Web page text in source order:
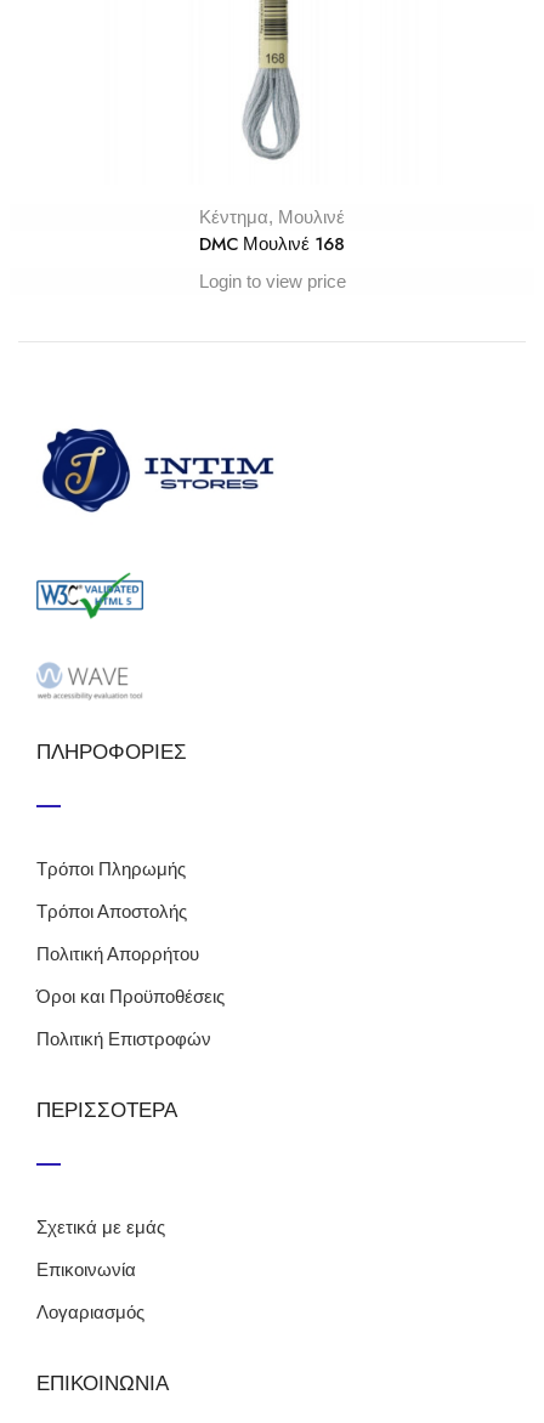
Κέντημα, Μουλινέ
DMC Μουλινέ 168
Login to view price
ΠΛΗΡΟΦΟΡΙΕΣ
Τρόποι Πληρωμής
Τρόποι Αποστολής
Πολιτική Απορρήτου
Όροι και Προϋποθέσεις
Πολιτική Επιστροφών
ΠΕΡΙΣΣΟΤΕΡΑ
Σχετικά με εμάς
Επικοινωνία
Λογαριασμός
ΕΠΙΚΟΙΝΩΝΙΑ